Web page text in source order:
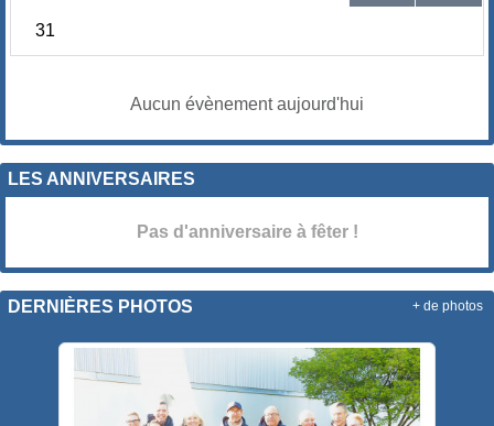
31
Aucun évènement aujourd'hui
LES ANNIVERSAIRES
Pas d'anniversaire à fêter !
DERNIÈRES PHOTOS + de photos